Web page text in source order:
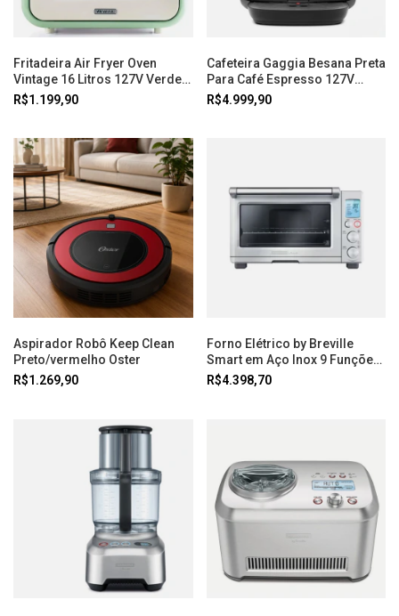
Fritadeira Air Fryer Oven
Vintage 16 Litros 127V Verde
Ariete
R$1.199,90
Cafeteira Gaggia Besana Preta
Para Café Espresso 127V
Imeltron
R$4.999,90
Aspirador Robô Keep Clean
Preto/vermelho Oster
R$1.269,90
Forno Elétrico by Breville
Smart em Aço Inox 9 Funções
22 L 220v Tramontina
R$4.398,70